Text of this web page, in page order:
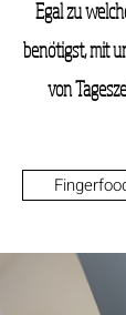
Egal zu
benötigst, mit
von